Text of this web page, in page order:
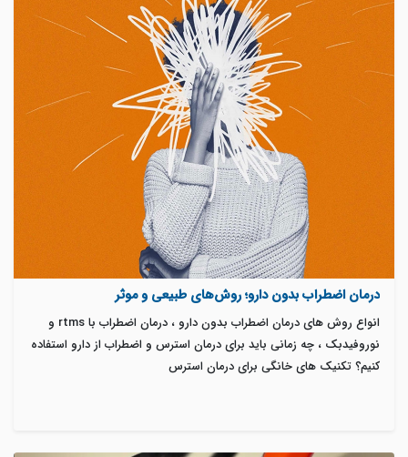
درمان اضطراب بدون دارو؛ روش‌های طبیعی و موثر
انواع روش های درمان اضطراب بدون دارو ، درمان اضطراب با rtms و
نوروفیدبک ، چه زمانی باید برای درمان استرس و اضطراب از دارو استفاده
کنیم؟ تکنیک های خانگی برای درمان استرس